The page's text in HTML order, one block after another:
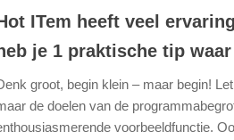
ITem heeft veel
heb je 1 praktische tip
groot, begin klein – maar begin!
de doelen van de
voorbeeldfunctie.